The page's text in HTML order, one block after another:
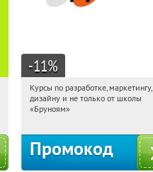
-11%
16:30:48
Получи
Россия
Курсы по разработке, маркетингу,
дизайну и не только от школы
«Бруноям»
Промокод